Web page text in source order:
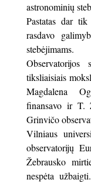
astronominių
Pastatas dar
rasdavo
stebėjimams.
Observatorijos
tiksliaisiais
Magdalena
finansavo ir T.
Grinvičo
Vilniaus
observatorijų
Žebrausko
nespėta